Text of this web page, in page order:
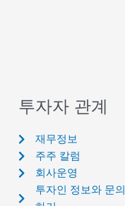
투자자 관계
재무정보
주주 칼럼
회사운영
투자인 정보와 문의